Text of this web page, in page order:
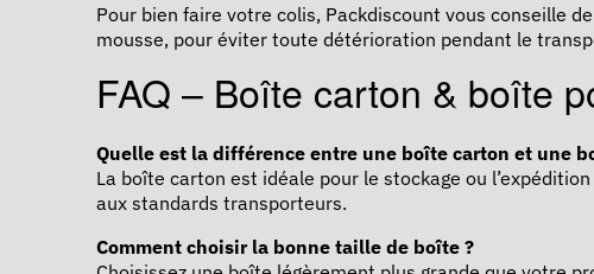
Pour bien faire votre colis, Packdiscount vous conseille
mousse, pour éviter toute détérioration pendant le
FAQ – Boîte carton & boîte
Quelle est la différence entre une boîte carton et une
La boîte carton est idéale pour le stockage ou
aux standards transporteurs.
Comment choisir la bonne taille de boîte ?